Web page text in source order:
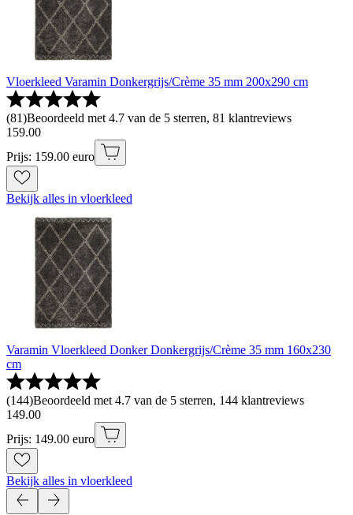
Vloerkleed Varamin Donkergrijs/Crème 35 mm 200x290 cm
(81)Beoordeeld met 4.7 van de 5 sterren, 81 klantreviews
159.00
Prijs: 159.00 euro
Bekijk alles in vloerkleed
Varamin Vloerkleed Donker Donkergrijs/Crème 35 mm 160x230
cm
(144)Beoordeeld met 4.7 van de 5 sterren, 144 klantreviews
149.00
Prijs: 149.00 euro
Bekijk alles in vloerkleed